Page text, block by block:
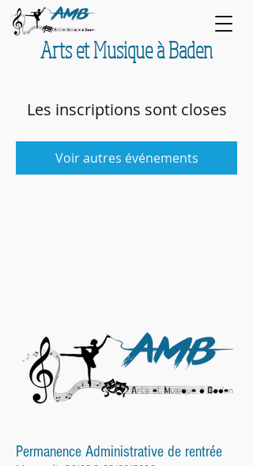
Arts et Musique à Baden
Les inscriptions sont closes
Voir autres événements
Permanence Administrative de rentrée